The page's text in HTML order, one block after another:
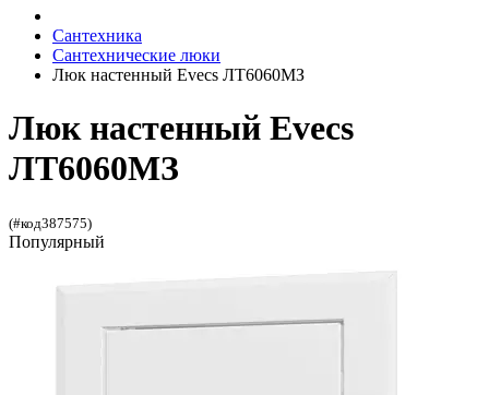
Сантехника
Сантехнические люки
Люк настенный Evecs ЛТ6060МЗ
Люк настенный Evecs
ЛТ6060МЗ
(#код387575)
Популярный